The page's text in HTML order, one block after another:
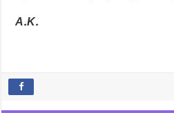
Α.Κ.